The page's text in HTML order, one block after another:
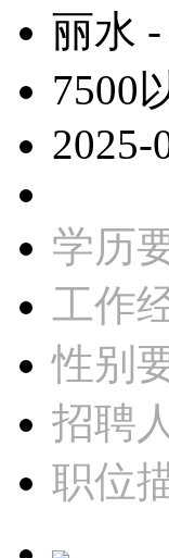
丽水
7500
2025-
学历
工作
性别
招聘
职位